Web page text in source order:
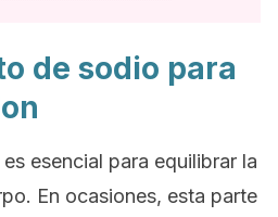
de sodio para
es esencial para equilibrar la
En ocasiones, esta parte